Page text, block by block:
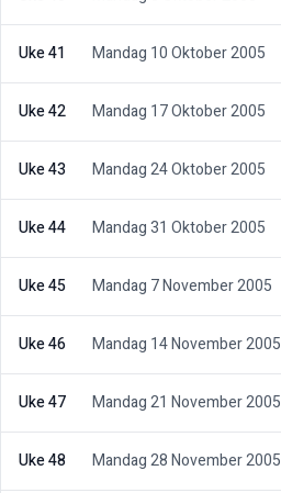
Uke 41 Mandag 10 Oktober 2005
Uke 42 Mandag 17 Oktober 2005
Uke 43 Mandag 24 Oktober 2005
Uke 44 Mandag 31 Oktober 2005
Uke 45 Mandag 7 November 2005
Uke 46 Mandag 14 November 2005
Uke 47 Mandag 21 November 2005
Uke 48 Mandag 28 November 2005